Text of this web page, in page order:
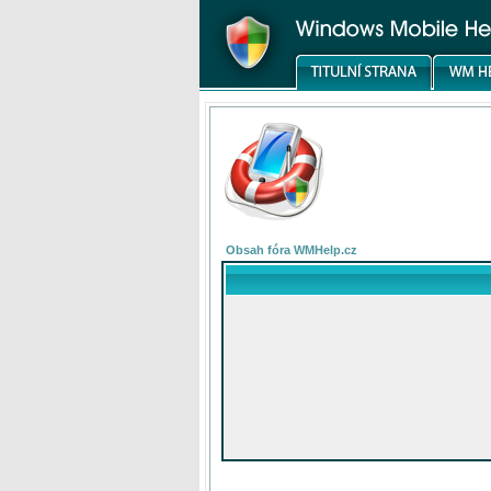
Obsah fóra WMHelp.cz